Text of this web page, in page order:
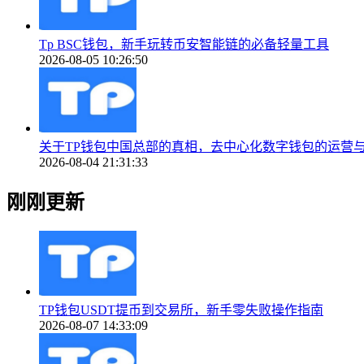
Tp BSC钱包，新手玩转币安智能链的必备轻量工具
2026-08-05 10:26:50
关于TP钱包中国总部的真相，去中心化数字钱包的运营
2026-08-04 21:31:33
刚刚更新
TP钱包USDT提币到交易所，新手零失败操作指南
2026-08-07 14:33:09